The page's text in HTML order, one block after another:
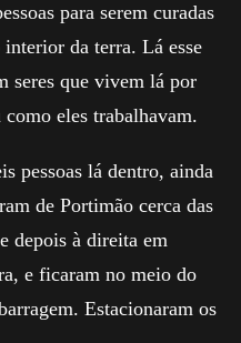
para serem curadas
interior da terra. Lá esse
seres que vivem lá por
eles trabalhavam.
pessoas lá dentro, ainda
de Portimão cerca das
depois à direita em
e ficaram no meio do
Estacionaram os